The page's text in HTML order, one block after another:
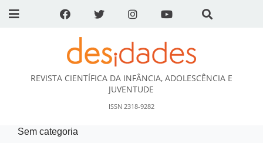
DESidades
REVISTA CIENTÍFICA DA INFÂNCIA, ADOLESCÊNCIA E
JUVENTUDE
ISSN 2318-9282
Sem categoria